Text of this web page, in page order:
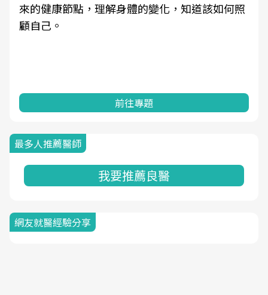
來的健康節點，理解身體的變化，知道該如何照
顧自己。
前往專題
最多人推薦醫師
我要推薦良醫
網友就醫經驗分享